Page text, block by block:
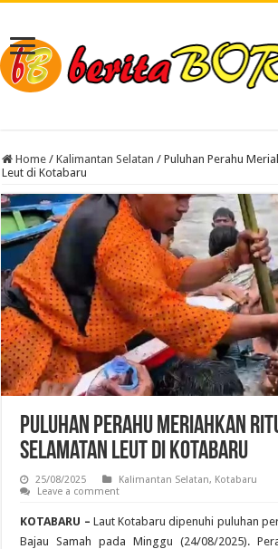
Home / Kalimantan Selatan / Puluhan Perahu
Leut di Kotabaru
Puluhan Perahu Meriahkan
Selamatan Leut di Kotabaru
25/08/2025 Kalimantan Selatan, Kotabaru
Leave a comment
KOTABARU – Laut Kotabaru dipenuhi puluhan
Bajau Samah pada Minggu (24/08/2025).